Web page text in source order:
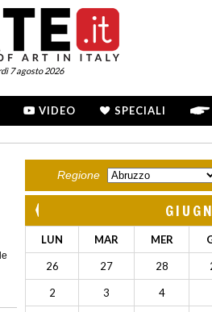
7 agosto 2026
VIDEO SPECIALI
Regione
LUN MAR MER
26 27 28
2 3 4